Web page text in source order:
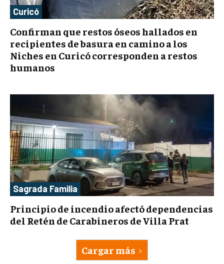
Curicó
Confirman que restos óseos hallados en
recipientes de basura en camino a los
Niches en Curicó corresponden a restos
humanos
Sagrada Familia
Principio de incendio afectó dependencias
del Retén de Carabineros de Villa Prat
Cargar más